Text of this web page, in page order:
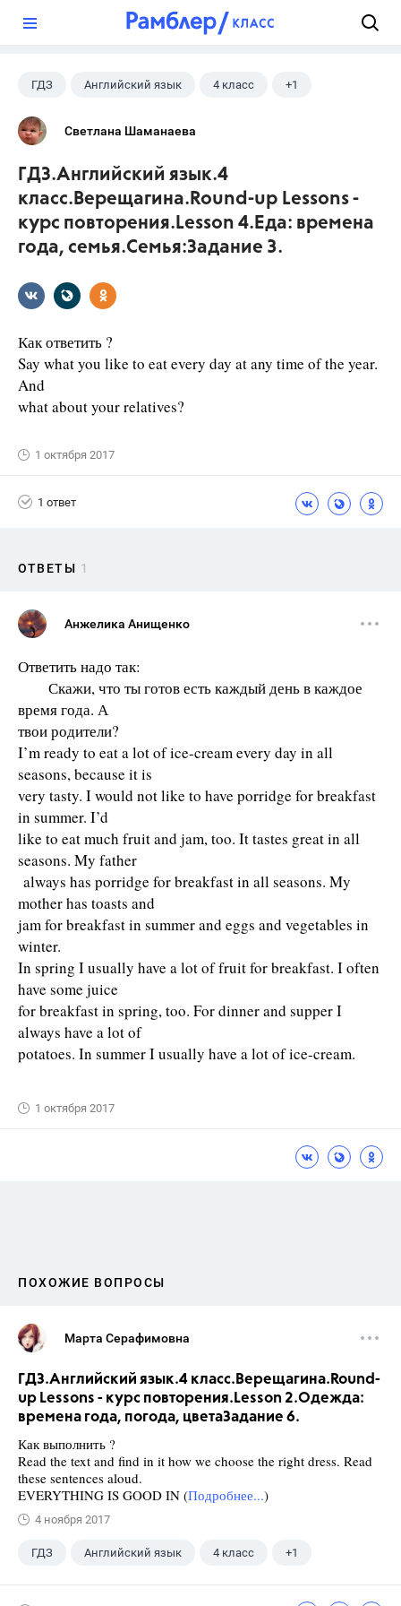
ГДЗ Английский язык 4 класс +1
Верещагина И.Н.
Светлана Шаманаева
ГДЗ.Английский язык.4
класс.Верещагина.Round-up Lessons -
курс повторения.Lesson 4.Еда: времена
года, семья.Семья:Задание 3.
Как ответить ?
Say what you like to eat every day at any time of the year.
And
what about your relatives?
1 октября 2017
1 ответ
ОТВЕТЫ 1
Анжелика Анищенко
Ответить надо так:
Скажи, что ты готов есть каждый день в каждое
время года. А
твои родители?
I’m ready to eat a lot of ice-cream every day in all
seasons, because it is
very tasty. I would not like to have porridge for breakfast
in summer. I’d
like to eat much fruit and jam, too. It tastes great in all
seasons. My father
always has porridge for breakfast in all seasons. My
mother has toasts and
jam for breakfast in summer and eggs and vegetables in
winter.
In spring I usually have a lot of fruit for breakfast. I often
have some juice
for breakfast in spring, too. For dinner and supper I
always have a lot of
potatoes. In summer I usually have a lot of ice-cream.
1 октября 2017
ПОХОЖИЕ ВОПРОСЫ
Марта Серафимовна
ГДЗ.Английский язык.4 класс.Верещагина.Round-
up Lessons - курс повторения.Lesson 2.Одежда:
времена года, погода, цветаЗадание 6.
Как выполнить ?
Read the text and find in it how we choose the right dress. Read
these sentences aloud.
EVERYTHING IS GOOD IN (Подробнее...)
4 ноября 2017
ГДЗ Английский язык 4 класс +1